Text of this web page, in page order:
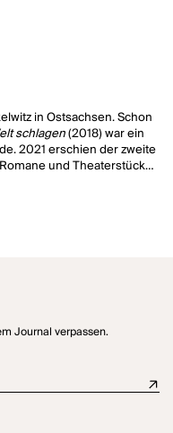
in Ostsachsen. Schon
schlagen(2018) war ein
2021 erschien der zweite
und Theaterstücke
dem Literaturpreis
Journal verpassen.